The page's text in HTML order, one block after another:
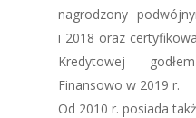
nagrodzony
i 2018 oraz
Kredytowej
Finansowo w 2019 r.
Od 2010 r. posiada